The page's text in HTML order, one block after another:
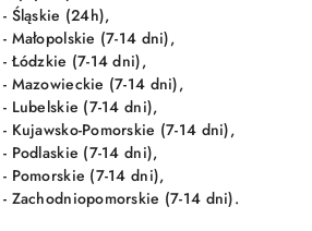
- Śląskie (24h),
- Małopolskie (7-14 dni),
- Łódzkie (7-14 dni),
- Mazowieckie (7-14 dni),
- Lubelskie (7-14 dni),
- Kujawsko-Pomorskie (7-14 dni),
- Podlaskie (7-14 dni),
- Pomorskie (7-14 dni),
- Zachodniopomorskie (7-14 dni).